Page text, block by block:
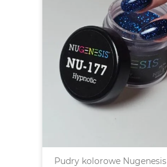
Pudry kolorowe Nugenesis